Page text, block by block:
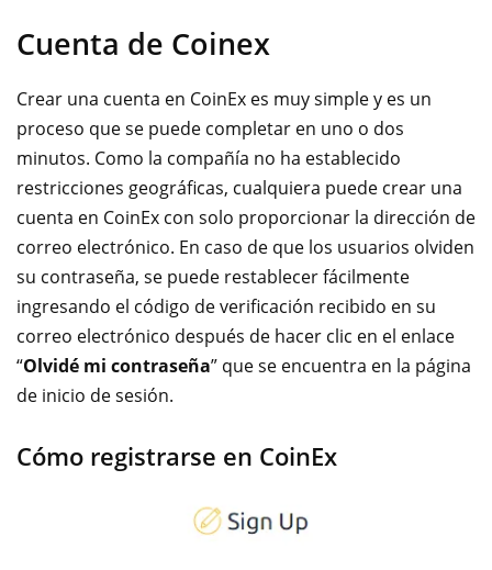
Cuenta de Coinex
Crear una cuenta en CoinEx es muy simple y es un
proceso que se puede completar en uno o dos
minutos. Como la compañía no ha establecido
restricciones geográficas, cualquiera puede crear una
cuenta en CoinEx con solo proporcionar la dirección de
correo electrónico. En caso de que los usuarios olviden
su contraseña, se puede restablecer fácilmente
ingresando el código de verificación recibido en su
correo electrónico después de hacer clic en el enlace
“Olvidé mi contraseña” que se encuentra en la página
de inicio de sesión.
Cómo registrarse en CoinEx